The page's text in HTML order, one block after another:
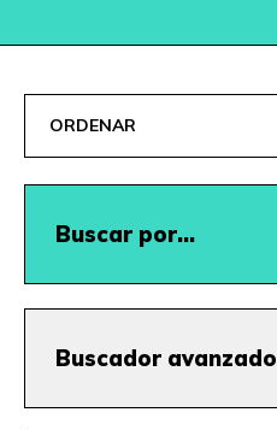
Buscar por…
Buscador avanzado
ORDENAR